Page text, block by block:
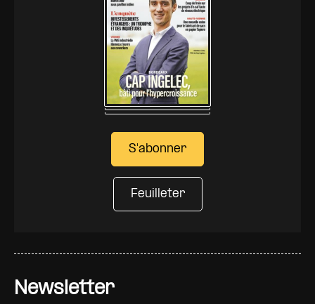
Newsletter
S'abonner
Feuilleter